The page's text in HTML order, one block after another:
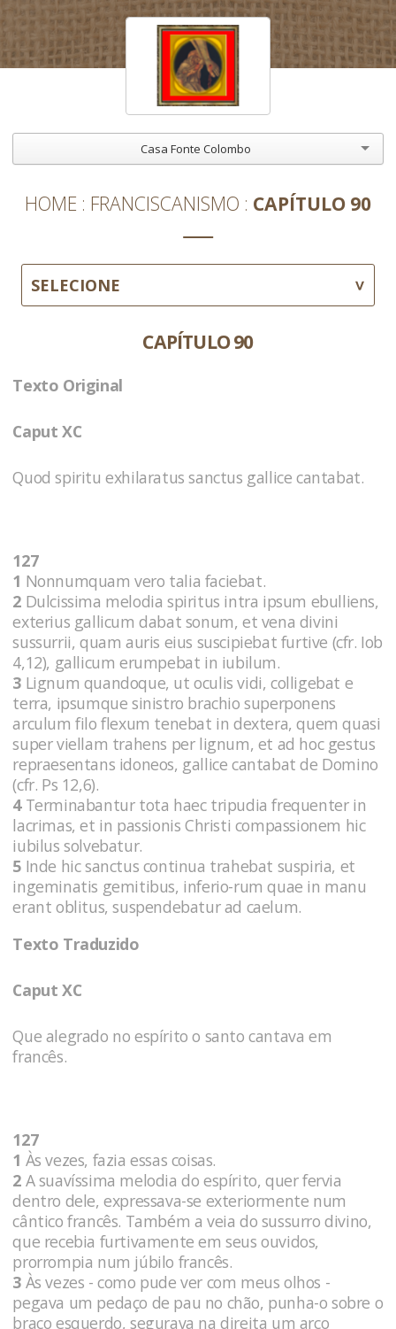
Casa Fonte Colombo
HOME FRANCISCANISMO CAPÍTULO 90
SELECIONE
CAPÍTULO 90
Texto Original
Caput XC
Quod spiritu exhilaratus sanctus gallice cantabat.
127
1 Nonnumquam vero talia faciebat.
2 Dulcissima melodia spiritus intra ipsum ebulliens,
exterius gallicum dabat sonum, et vena divini
sussurrii, quam auris eius suscipiebat furtive (cfr. Iob
4,12), gallicum erumpebat in iubilum.
3 Lignum quandoque, ut oculis vidi, colligebat e
terra, ipsumque sinistro brachio superponens
arculum filo flexum tenebat in dextera, quem quasi
super viellam trahens per lignum, et ad hoc gestus
repraesentans idoneos, gallice cantabat de Domino
(cfr. Ps 12,6).
4Terminabantur tota haec tripudia frequenter in
lacrimas, et in passionis Christi compassionem hic
iubilus solvebatur.
5 Inde hic sanctus continua trahebat suspiria, et
ingeminatis gemitibus, inferio-rum quae in manu
erant oblitus, suspendebatur ad caelum.
Texto Traduzido
Caput XC
Que alegrado no espírito o santo cantava em
francês.
127
1 Às vezes, fazia essas coisas.
2 A suavíssima melodia do espírito, quer fervia
dentro dele, expressava-se exteriormente num
cântico francês. Também a veia do sussurro divino,
que recebia furtivamente em seus ouvidos,
prorrompia num júbilo francês.
3 Às vezes - como pude ver com meus olhos -
pegava um pedaço de pau no chão, punha-o sobre o
braço esquerdo, segurava na direita um arco